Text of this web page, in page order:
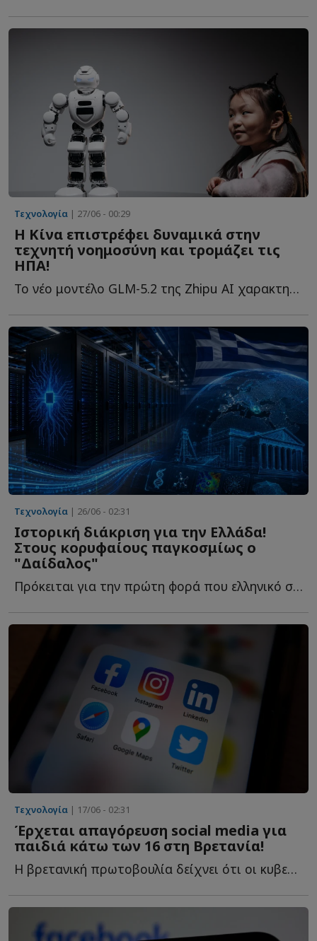
Τεχνολογία | 27/06 - 00:29
Η Κίνα επιστρέφει δυναμικά στην
τεχνητή νοημοσύνη και τρομάζει τις
ΗΠΑ!
Το νέο μοντέλο GLM-5.2 της Zhipu AI χαρακτηρίζεται ήδη από α...
Τεχνολογία | 26/06 - 02:31
Ιστορική διάκριση για την Ελλάδα!
Στους κορυφαίους παγκοσμίως ο
"Δαίδαλος"
Πρόκειται για την πρώτη φορά που ελληνικό σύστημα καταφέρνει ν...
Τεχνολογία | 17/06 - 02:31
Έρχεται απαγόρευση social media για
παιδιά κάτω των 16 στη Βρετανία!
Η βρετανική πρωτοβουλία δείχνει ότι οι κυβερνήσεις α...